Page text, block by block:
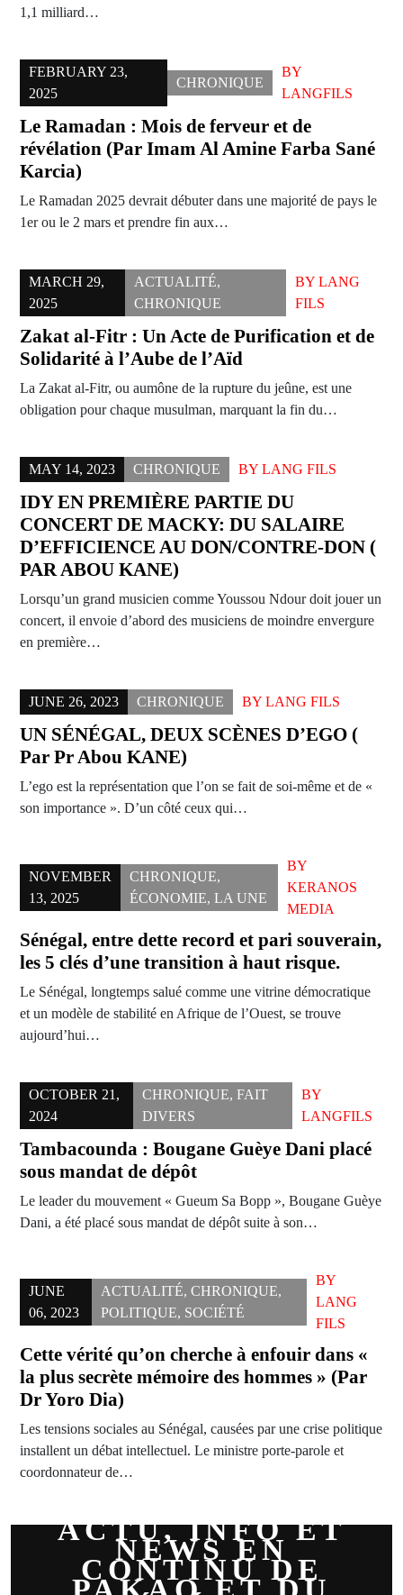
1,1 milliard…
FEBRUARY 23,
2025
CHRONIQUE
BY
LANGFILS
Le Ramadan : Mois de ferveur et de
révélation (Par Imam Al Amine Farba Sané
Karcia)
Le Ramadan 2025 devrait débuter dans une majorité de pays le
1er ou le 2 mars et prendre fin aux…
MARCH 29,
2025
ACTUALITÉ,
CHRONIQUE
BY LANG
FILS
Zakat al-Fitr : Un Acte de Purification et de
Solidarité à l’Aube de l’Aïd
La Zakat al-Fitr, ou aumône de la rupture du jeûne, est une
obligation pour chaque musulman, marquant la fin du…
MAY 14, 2023 CHRONIQUE BY LANG FILS
IDY EN PREMIÈRE PARTIE DU
CONCERT DE MACKY: DU SALAIRE
D’EFFICIENCE AU DON/CONTRE-DON (
PAR ABOU KANE)
Lorsqu’un grand musicien comme Youssou Ndour doit jouer un
concert, il envoie d’abord des musiciens de moindre envergure
en première…
JUNE 26, 2023 CHRONIQUE BY LANG FILS
UN SÉNÉGAL, DEUX SCÈNES D’EGO (
Par Pr Abou KANE)
L’ego est la représentation que l’on se fait de soi-même et de «
son importance ». D’un côté ceux qui…
NOVEMBER
13, 2025
CHRONIQUE,
ÉCONOMIE, LA UNE
BY
KERANOS
MEDIA
Sénégal, entre dette record et pari souverain,
les 5 clés d’une transition à haut risque.
Le Sénégal, longtemps salué comme une vitrine démocratique
et un modèle de stabilité en Afrique de l’Ouest, se trouve
aujourd’hui…
OCTOBER 21,
2024
CHRONIQUE, FAIT
DIVERS
BY
LANGFILS
Tambacounda : Bougane Guèye Dani placé
sous mandat de dépôt
Le leader du mouvement « Gueum Sa Bopp », Bougane Guèye
Dani, a été placé sous mandat de dépôt suite à son…
JUNE
06, 2023
ACTUALITÉ, CHRONIQUE,
POLITIQUE, SOCIÉTÉ
BY
LANG
FILS
Cette vérité qu’on cherche à enfouir dans «
la plus secrète mémoire des hommes » (Par
Dr Yoro Dia)
Les tensions sociales au Sénégal, causées par une crise politique
installent un débat intellectuel. Le ministre porte-parole et
coordonnateur de…
ACTU, INFO ET
NEWS EN
CONTINU DE